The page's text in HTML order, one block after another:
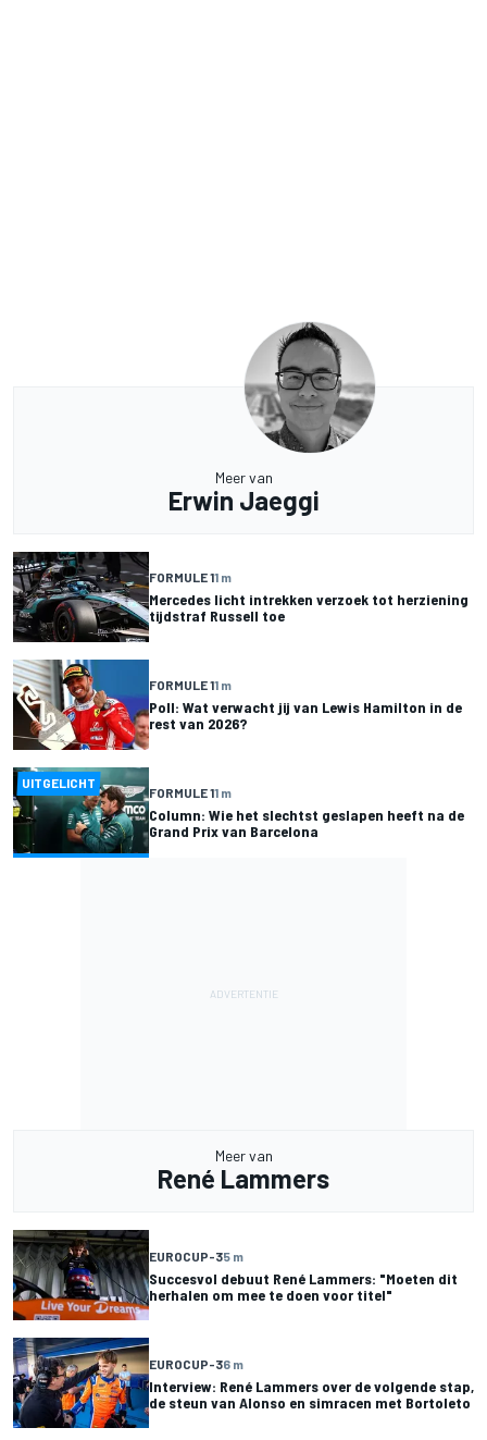
Meer van
Erwin Jaeggi
FORMULE 11 m
Mercedes licht intrekken verzoek tot herziening
tijdstraf Russell toe
FORMULE 11 m
Poll: Wat verwacht jij van Lewis Hamilton in de
rest van 2026?
UITGELICHT
FORMULE 11 m
Column: Wie het slechtst geslapen heeft na de
Grand Prix van Barcelona
Meer van
René Lammers
EUROCUP-35 m
Succesvol debuut René Lammers: "Moeten dit
herhalen om mee te doen voor titel"
EUROCUP-36 m
Interview: René Lammers over de volgende stap,
de steun van Alonso en simracen met Bortoleto